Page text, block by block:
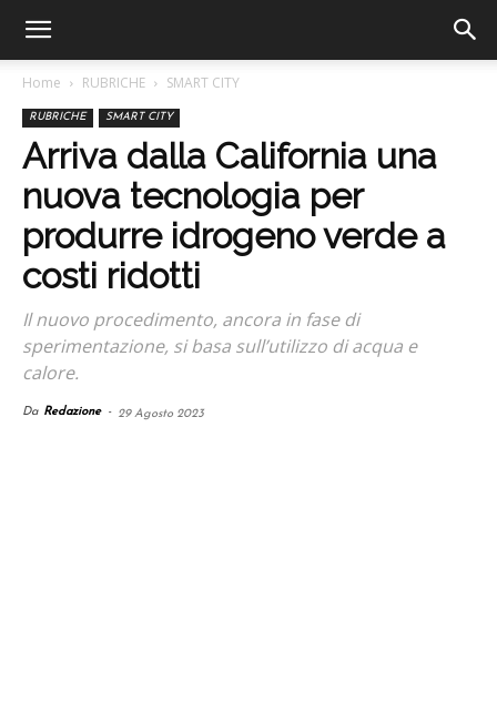
Home RUBRICHE SMART CITY
RUBRICHE SMART CITY
Arriva dalla California una
nuova tecnologia per
produrre idrogeno verde a
costi ridotti
Il nuovo procedimento, ancora in fase di
sperimentazione, si basa sull’utilizzo di acqua e
calore.
Da Redazione - 29 Agosto 2023